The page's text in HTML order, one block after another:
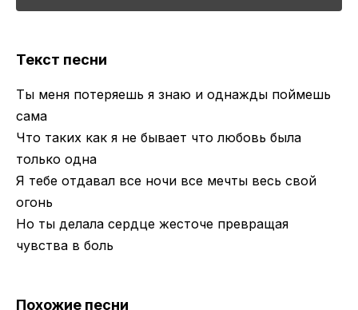
Текст песни
Ты меня потеряешь я знаю и однажды поймешь
сама
Что таких как я не бывает что любовь была
только одна
Я тебе отдавал все ночи все мечты весь свой
огонь
Но ты делала сердце жесточе превращая
чувства в боль
Похожие песни